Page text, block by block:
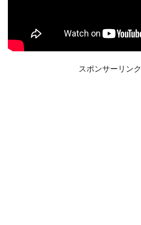
スポンサーリンク